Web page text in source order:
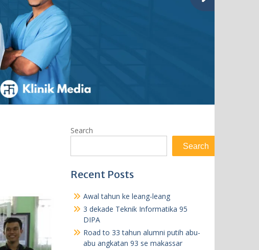
Search
Search
Recent Posts
Awal tahun ke leang-leang
3 dekade Teknik Informatika 95
DIPA
Road to 33 tahun alumni putih abu-
abu angkatan 93 se makassar